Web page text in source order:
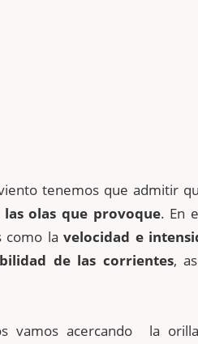
tenemos que admitir
olas que provoque. En
como lavelocidad e
de las corrientes,
vamos acercando la